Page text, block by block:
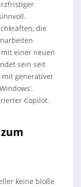
die
einer neuen
sein seit
mit generativer
Copilot.
keine bloße